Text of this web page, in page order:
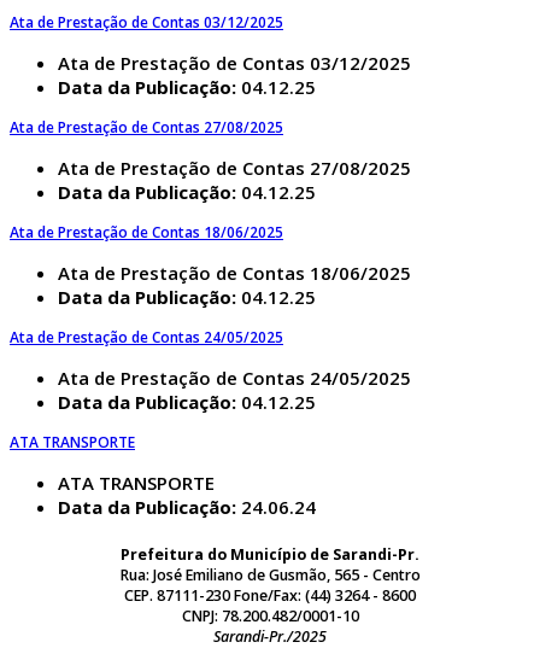
Ata de Prestação de Contas 03/12/2025
Ata de Prestação de Contas 03/12/2025
Data da Publicação: 04.12.25
Ata de Prestação de Contas 27/08/2025
Ata de Prestação de Contas 27/08/2025
Data da Publicação: 04.12.25
Ata de Prestação de Contas 18/06/2025
Ata de Prestação de Contas 18/06/2025
Data da Publicação: 04.12.25
Ata de Prestação de Contas 24/05/2025
Ata de Prestação de Contas 24/05/2025
Data da Publicação: 04.12.25
ATA TRANSPORTE
ATA TRANSPORTE
Data da Publicação: 24.06.24
Prefeitura do Município de Sarandi-Pr.
Rua: José Emiliano de Gusmão, 565 - Centro
CEP. 87111-230 Fone/Fax: (44) 3264 - 8600
CNPJ: 78.200.482/0001-10
Sarandi-Pr./2025